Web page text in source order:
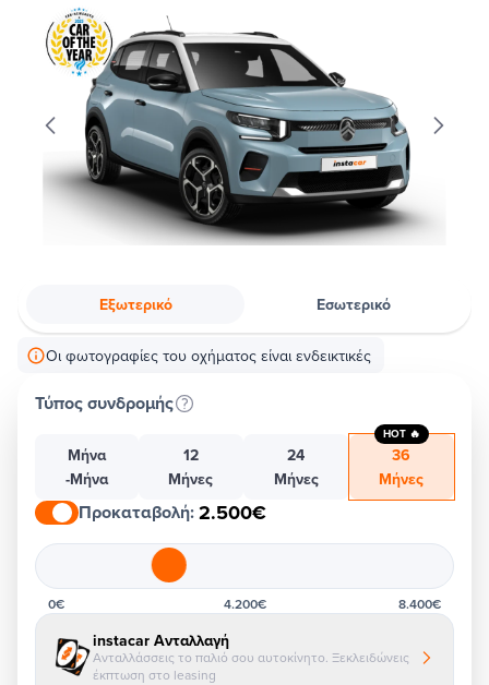
Εξωτερικό Εσωτερικό
Οι φωτογραφίες του οχήματος είναι ενδεικτικές
Τύπος συνδρομής
Μήνα
-Μήνα
12
Μήνες
24
Μήνες
36
Μήνες
HOT 🔥
Προκαταβολή:2.500€
0€ 4.200€ 8.400€
instacar Ανταλλαγή
Ανταλλάσσεις το παλιό σου αυτοκίνητο. Ξεκλειδώνεις
έκπτωση στο leasing